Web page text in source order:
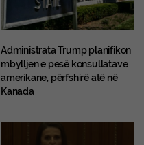
Administrata Trump planifikon
mbylljen e pesë konsullatave
amerikane, përfshirë atë në
Kanada